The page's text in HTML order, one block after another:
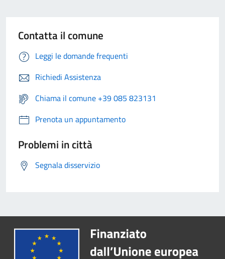
Contatta il comune
Leggi le domande frequenti
Richiedi Assistenza
Chiama il comune +39 085 823131
Prenota un appuntamento
Problemi in città
Segnala disservizio